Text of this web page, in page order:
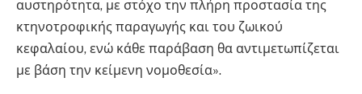
αυστηρότητα, με στόχο την πλήρη προστασία της
κτηνοτροφικής παραγωγής και του ζωικού
κεφαλαίου, ενώ κάθε παράβαση θα αντιμετωπίζεται
με βάση την κείμενη νομοθεσία».